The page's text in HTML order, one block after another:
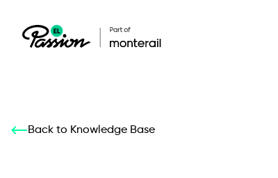
Our services: build,
Our services: build,
Back to Knowledge Base